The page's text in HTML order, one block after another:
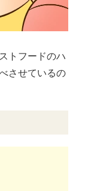
トフードのハ
させているの